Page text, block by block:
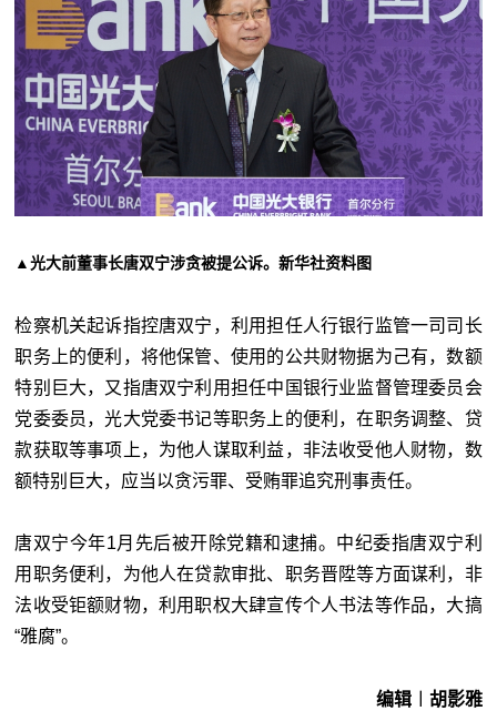
▲光大前董事长唐双宁涉贪被提公诉。新华社资料图
检察机关起诉指控唐双宁，利用担任人行银行监管一司司长
职务上的便利，将他保管、使用的公共财物据为己有，数额
特别巨大，又指唐双宁利用担任中国银行业监督管理委员会
党委委员，光大党委书记等职务上的便利，在职务调整、贷
款获取等事项上，为他人谋取利益，非法收受他人财物，数
额特别巨大，应当以贪污罪、受贿罪追究刑事责任。
唐双宁今年1月先后被开除党籍和逮捕。中纪委指唐双宁利
用职务便利，为他人在贷款审批、职务晋陞等方面谋利，非
法收受钜额财物，利用职权大肆宣传个人书法等作品，大搞
“雅腐”。
编辑︱胡影雅